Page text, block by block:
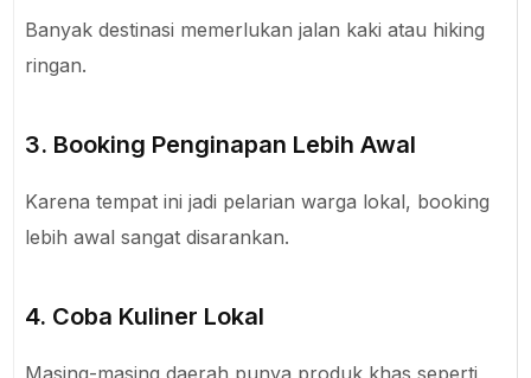
Banyak destinasi memerlukan jalan kaki atau hiking
ringan.
3. Booking Penginapan Lebih Awal
Karena tempat ini jadi pelarian warga lokal, booking
lebih awal sangat disarankan.
4. Coba Kuliner Lokal
Masing-masing daerah punya produk khas seperti